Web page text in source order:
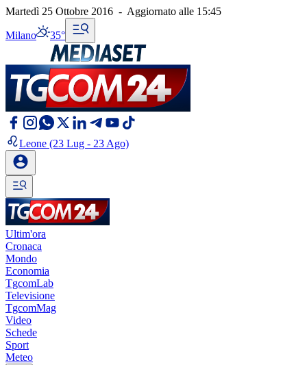
Martedì 25 Ottobre 2016 - Aggiornato alle 15:45
Milano 35°
Leone (23 Lug - 23 Ago)
Ultim'ora
Cronaca
Mondo
Economia
TgcomLab
Televisione
TgcomMag
Video
Schede
Sport
Meteo